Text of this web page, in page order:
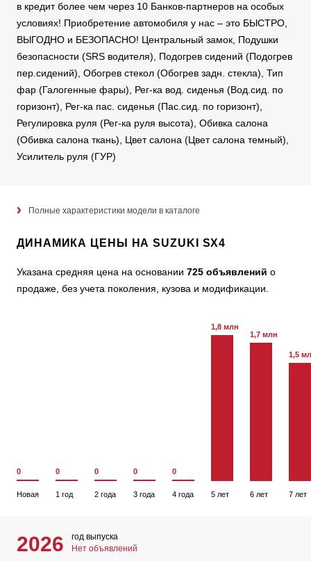
в кредит более чем через 10 Банков-партнеров на особых
условиях! Приобретение автомобиля у нас – это БЫСТРО,
ВЫГОДНО и БЕЗОПАСНО! Центральный замок, Подушки
безопасности (SRS водителя), Подогрев сидений (Подогрев
пер.сидений), Обогрев стекол (Обогрев задн. стекла), Тип
фар (Галогенные фары), Рег-ка вод. сиденья (Вод.сид. по
горизонт), Рег-ка пас. сиденья (Пас.сид. по горизонт),
Регулировка руля (Рег-ка руля высота), Обивка салона
(Обивка салона ткань), Цвет салона (Цвет салона темный),
Усилитель руля (ГУР)
Полные характеристики модели в каталоге
ДИНАМИКА ЦЕНЫ НА SUZUKI SX4
Указана средняя цена на основании 725 объявлений о
продаже, без учета поколения, кузова и модификации.
0
Новая
0
1 год
0
2 года
0
3 года
0
4 года
1,8 млн
5 лет
1,7 млн
6 лет
1,5
7 лет
2026
год выпуска
Нет объявлений